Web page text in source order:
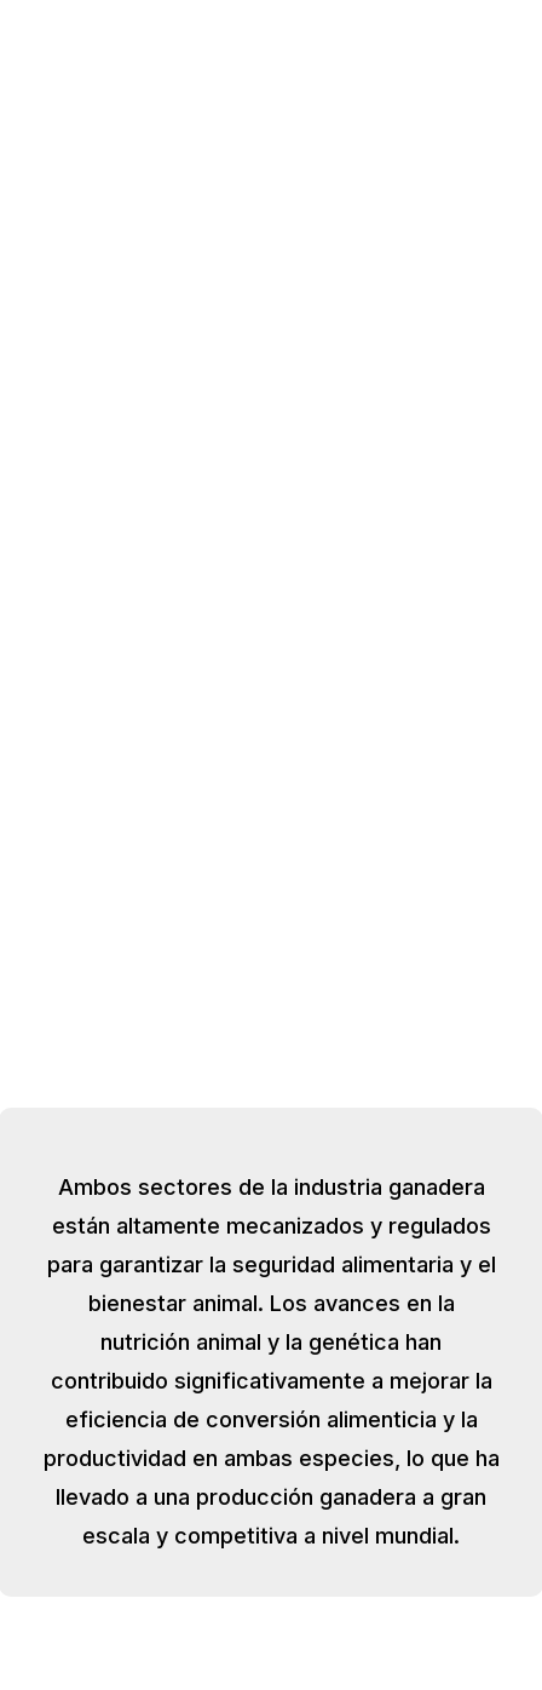
Ambos sectores de la industria ganadera
están altamente mecanizados y regulados
para garantizar la seguridad alimentaria y el
bienestar animal. Los avances en la
nutrición animal y la genética han
contribuido significativamente a mejorar la
eficiencia de conversión alimenticia y la
productividad en ambas especies, lo que ha
llevado a una producción ganadera a gran
escala y competitiva a nivel mundial.